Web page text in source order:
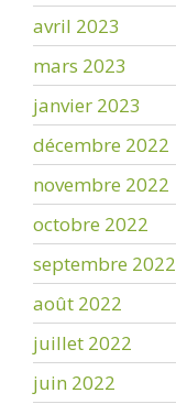
avril 2023
mars 2023
janvier 2023
décembre 2022
novembre 2022
octobre 2022
septembre 2022
août 2022
juillet 2022
juin 2022